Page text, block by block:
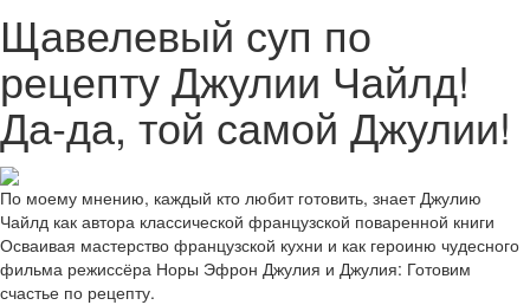
Щавелевый суп по
рецепту Джулии Чайлд!
Да-да, той самой Джулии!
По моему мнению, каждый кто любит готовить, знает Джулию
Чайлд как автора классической французской поваренной книги
Осваивая мастерство французской кухни и как героиню чудесного
фильма режиссёра Норы Эфрон Джулия и Джулия: Готовим
счастье по рецепту.